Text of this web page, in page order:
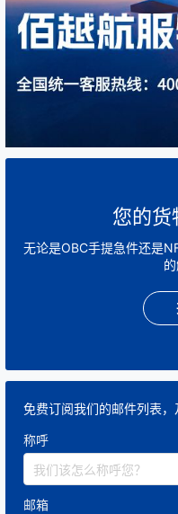
服务时间灵活，可
增加了操作成本。
专属保险与风险控
险；
保险费和安全保障
Hand Carry费用通
降低货物损坏、延
对紧急或高价值货
您的货
无论是OBC手提急件还是
免费订阅我们的邮件列表，
称呼
邮箱